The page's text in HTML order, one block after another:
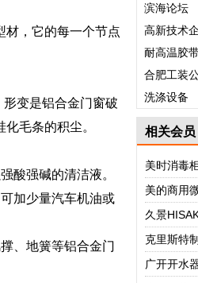
材，它的每一个节点
变是铝合金门窗破
毛条的积尘。
酸强碱的清洁液。
加少量汽车机油或
、地簧等铝合金门
滨海论坛
高新技术
耐高温胶
合肥工装
洗涤设备
相关会员
美时消毒
美的商用
久景
克里斯特
广开开水